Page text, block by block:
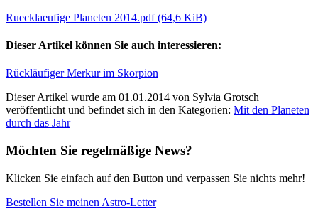
Ruecklaeufige Planeten 2014.pdf (64,6 KiB)
Dieser Artikel können Sie auch interessieren:
Rückläufiger Merkur im Skorpion
Dieser Artikel wurde am 01.01.2014 von Sylvia Grotsch
veröffentlicht und befindet sich in den Kategorien: Mit den Planeten
durch das Jahr
Möchten Sie regelmäßige News?
Klicken Sie einfach auf den Button und verpassen Sie nichts mehr!
Bestellen Sie meinen Astro-Letter